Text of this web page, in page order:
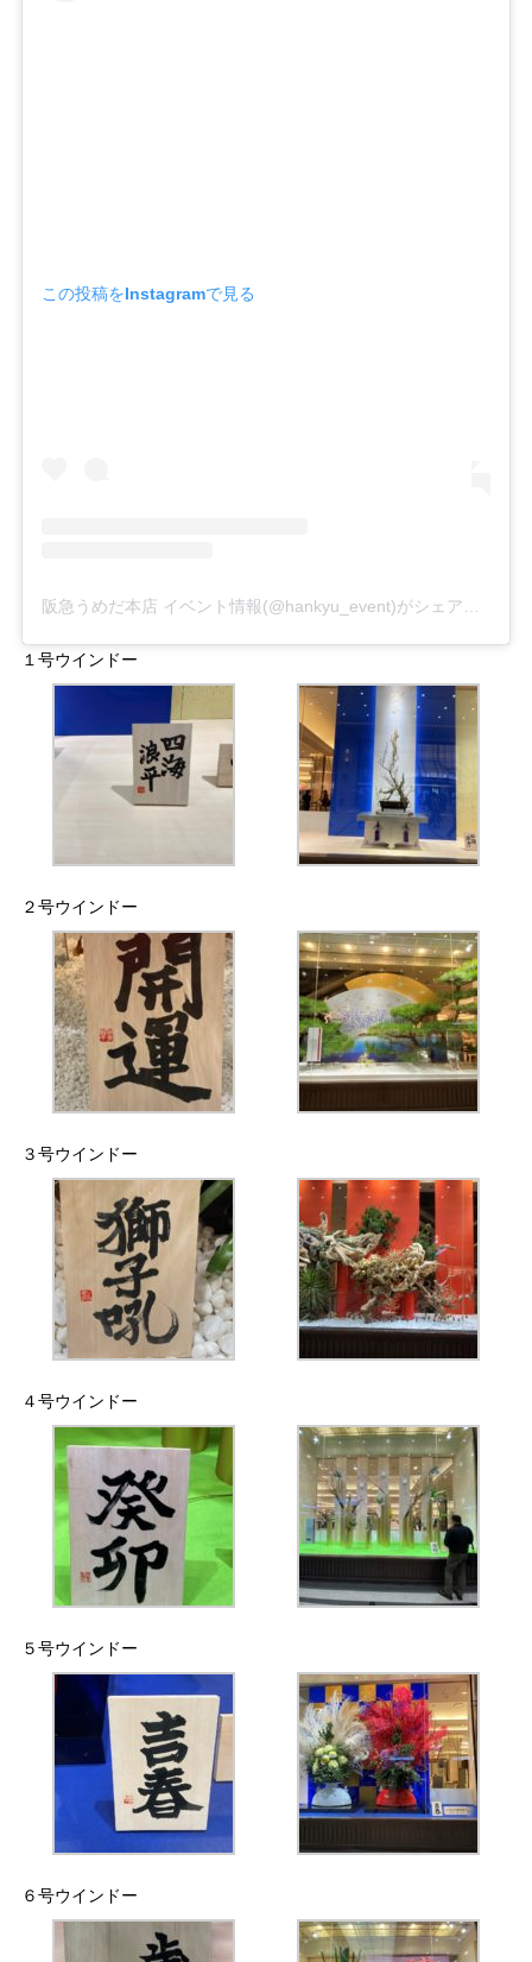
この投稿をInstagramで見る
阪急うめだ本店 イベント情報(@hankyu_event)がシェアした投稿
１号ウインドー
２号ウインドー
３号ウインドー
４号ウインドー
５号ウインドー
６号ウインドー